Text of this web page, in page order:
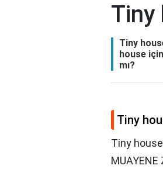
Tiny
Tiny
house
mı?
Tiny
Tiny house